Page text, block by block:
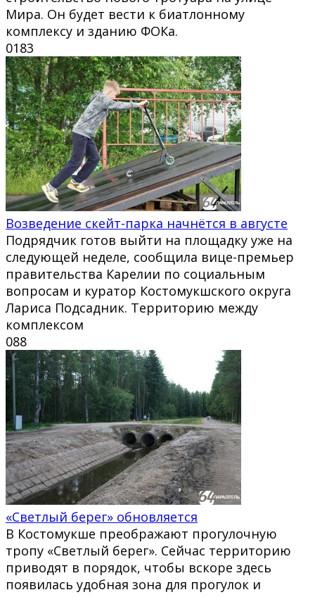
Мира. Он будет вести к биатлонному
комплексу и зданию ФОКа.
0183
Возведение скейт-парка начнётся в августе
Подрядчик готов выйти на площадку уже на
следующей неделе, сообщила вице-премьер
правительства Карелии по социальным
вопросам и куратор Костомукшского округа
Лариса Подсадник. Территорию между
комплексом
088
«Светлый берег» обновляется
В Костомукше преображают прогулочную
тропу «Светлый берег». Сейчас территорию
приводят в порядок, чтобы вскоре здесь
появилась удобная зона для прогулок и